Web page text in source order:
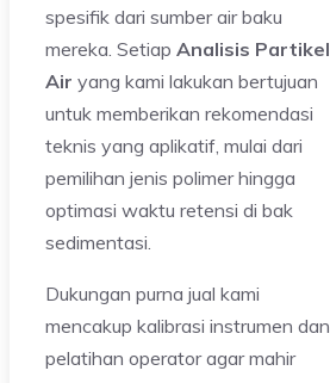
spesifik dari sumber air baku
mereka. Setiap Analisis Partikel
Air yang kami lakukan bertujuan
untuk memberikan rekomendasi
teknis yang aplikatif, mulai dari
pemilihan jenis polimer hingga
optimasi waktu retensi di bak
sedimentasi.
Dukungan purna jual kami
mencakup kalibrasi instrumen dan
pelatihan operator agar mahir